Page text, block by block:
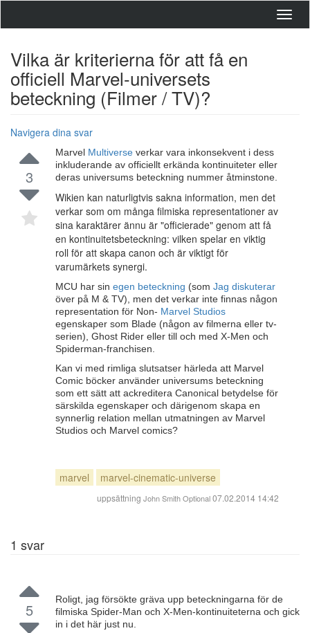
Vilka är kriterierna för att få en
officiell Marvel-universets
beteckning (Filmer / TV)?
Navigera dina svar
3
Marvel Multiverse verkar vara inkonsekvent i dess
inkluderande av officiellt erkända kontinuiteter eller
deras universums beteckning nummer åtminstone.
Wikien kan naturligtvis sakna information, men det
verkar som om många filmiska representationer av
sina karaktärer ännu är "officierade" genom att få
en kontinuitetsbeteckning: vilken spelar en viktig
roll för att skapa canon och är viktigt för
varumärkets synergi.
MCU har sin egen beteckning (som Jag diskuterar
över på M & TV), men det verkar inte finnas någon
representation för Non- Marvel Studios
egenskaper som Blade (någon av filmerna eller tv-
serien), Ghost Rider eller till och med X-Men och
Spiderman-franchisen.
Kan vi med rimliga slutsatser härleda att Marvel
Comic böcker använder universums beteckning
som ett sätt att ackreditera Canonical betydelse för
särskilda egenskaper och därigenom skapa en
synnerlig relation mellan utmatningen av Marvel
Studios och Marvel comics?
marvel marvel-cinematic-universe
uppsättning John Smith Optional07.02.2014 14:42
1 svar
5
Roligt, jag försökte gräva upp beteckningarna för de
filmiska Spider-Man och X-Men-kontinuiteterna och gick
in i det här just nu.